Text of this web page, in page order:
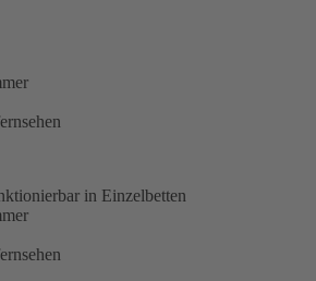
in Einzelbetten